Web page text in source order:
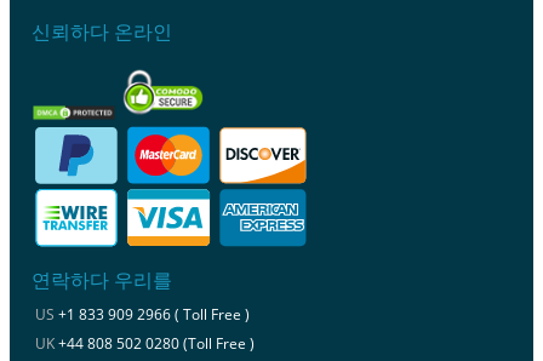
신뢰하다 온라인
연락하다 우리를
US +1 833 909 2966 ( Toll Free )
UK+44 808 502 0280 (Toll Free )